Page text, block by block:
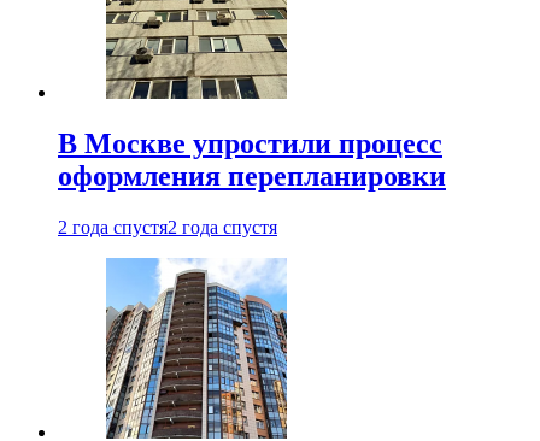
В Москве упростили процесс
оформления перепланировки
2 года спустя2 года спустя